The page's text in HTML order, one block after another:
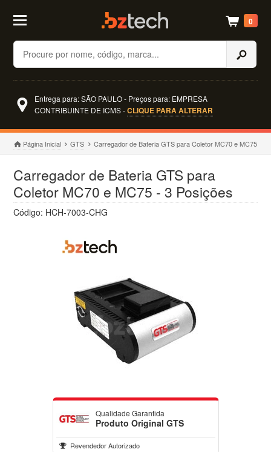
Buscar
0
Entrega para: SÃO PAULO - Preços para: EMPRESA
CONTRIBUINTE DE ICMS -CLIQUE PARA ALTERAR
Página Inicial GTS Carregador de Bateria GTS para Coletor MC70 e MC75
Carregador de Bateria GTS para
Coletor MC70 e MC75 - 3 Posições
Código: HCH-7003-CHG
Qualidade Garantida
Produto Original GTS
Revendedor Autorizado